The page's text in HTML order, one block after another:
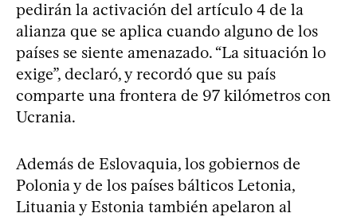
pedirán la activación del artículo 4 de la
alianza que se aplica cuando alguno de los
países se siente amenazado. “La situación lo
exige”, declaró, y recordó que su país
comparte una frontera de 97 kilómetros con
Ucrania.
Además de Eslovaquia, los gobiernos de
Polonia y de los países bálticos Letonia,
Lituania y Estonia también apelaron al